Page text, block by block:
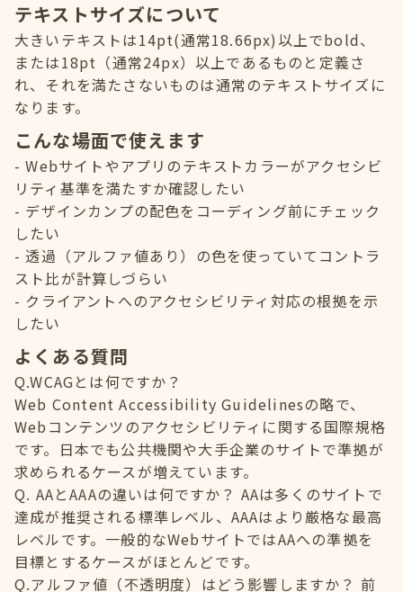
テキストサイズについて
大きいテキストは14pt(通常18.66px)以上でbold、
または18pt（通常24px）以上であるものと定義さ
れ、それを満たさないものは通常のテキストサイズに
なります。
こんな場面で使えます
Webサイトやアプリのテキストカラーがアクセシビ
リティ基準を満たすか確認したい
デザインカンプの配色をコーディング前にチェック
したい
透過（アルファ値あり）の色を使っていてコントラ
スト比が計算しづらい
クライアントへのアクセシビリティ対応の根拠を示
したい
よくある質問
Q.WCAGとは何ですか？
Web Content Accessibility Guidelinesの略で、
Webコンテンツのアクセシビリティに関する国際規格
です。日本でも公共機関や大手企業のサイトで準拠が
求められるケースが増えています。
Q. AAとAAAの違いは何ですか？ AAは多くのサイトで
達成が推奨される標準レベル、AAAはより厳格な最高
レベルです。一般的なWebサイトではAAへの準拠を
目標とするケースがほとんどです。
Q.アルファ値（不透明度）はどう影響しますか？ 前